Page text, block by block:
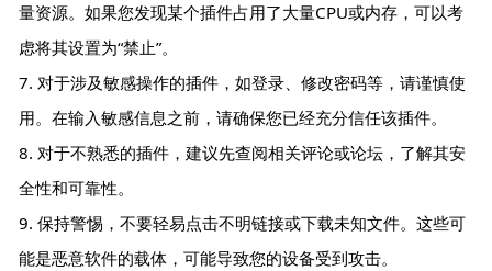
量资源。如果您发现某个插件占用了大量CPU或内存，可以考
虑将其设置为“禁止”。
7. 对于涉及敏感操作的插件，如登录、修改密码等，请谨慎使
用。在输入敏感信息之前，请确保您已经充分信任该插件。
8. 对于不熟悉的插件，建议先查阅相关评论或论坛，了解其安
全性和可靠性。
9. 保持警惕，不要轻易点击不明链接或下载未知文件。这些可
能是恶意软件的载体，可能导致您的设备受到攻击。